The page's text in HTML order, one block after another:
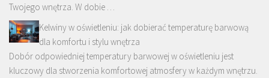
Twojego wnętrza. W dobie …
Kelwiny w oświetleniu: jak dobierać temperaturę barwową
dla komfortu i stylu wnętrza
Dobór odpowiedniej temperatury barwowej w oświetleniu jest
kluczowy dla stworzenia komfortowej atmosfery w każdym wnętrzu.